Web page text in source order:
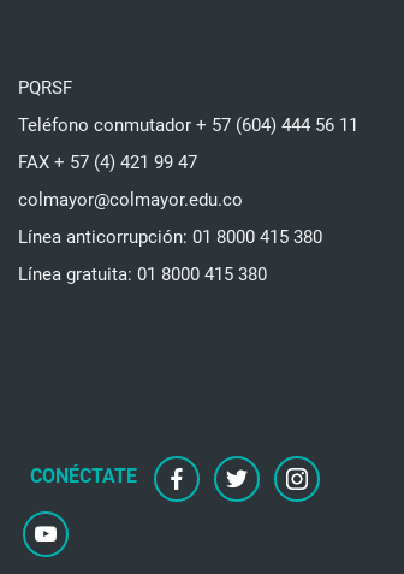
PQRSF
Teléfono conmutador + 57 (604) 444 56 11
FAX + 57 (4) 421 99 47
colmayor@colmayor.edu.co
Línea anticorrupción: 01 8000 415 380
Línea gratuita: 01 8000 415 380